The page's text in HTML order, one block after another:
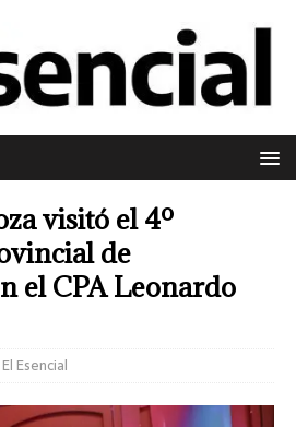
visitó el 4º
de
el CPA Leonardo
El Esencial